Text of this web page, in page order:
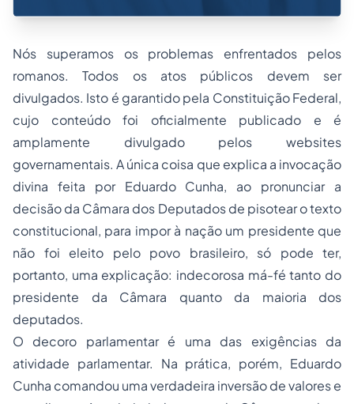
Nós superamos os problemas enfrentados pelos
romanos. Todos os atos públicos devem ser
divulgados. Isto é garantido pela Constituição Federal,
cujo conteúdo foi oficialmente publicado e é
amplamente divulgado pelos websites
governamentais. A única coisa que explica a invocação
divina feita por Eduardo Cunha, ao pronunciar a
decisão da Câmara dos Deputados de pisotear o texto
constitucional, para impor à nação um presidente que
não foi eleito pelo povo brasileiro, só pode ter,
portanto, uma explicação: indecorosa má-fé tanto do
presidente da Câmara quanto da maioria dos
deputados.
O decoro parlamentar é uma das exigências da
atividade parlamentar. Na prática, porém, Eduardo
Cunha comandou uma verdadeira inversão de valores e